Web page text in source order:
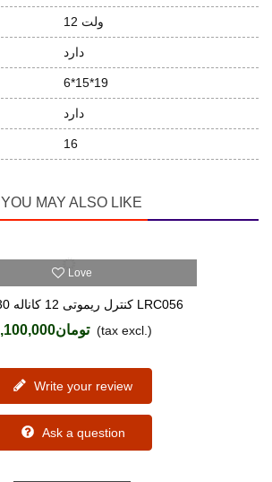
12 ولت
دارد
6*15*19
دارد
16
YOU MAY ALSO LIKE
Love
کنترل ریموتی 12 کاناله 30 آمپری LRC056
تومان8,100,000 (tax excl.)
Write your review
Ask a question